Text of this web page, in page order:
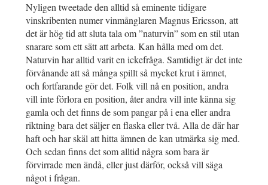
Nyligen tweetade den alltid så eminente tidigare
vinskribenten numer vinmånglaren Magnus Ericsson, att
det är hög tid att sluta tala om ”naturvin” som en stil utan
snarare som ett sätt att arbeta. Kan hålla med om det.
Naturvin har alltid varit en ickefråga. Samtidigt är det inte
förvånande att så många spillt så mycket krut i ämnet,
och fortfarande gör det. Folk vill nå en position, andra
vill inte förlora en position, åter andra vill inte känna sig
gamla och det finns de som pangar på i ena eller andra
riktning bara det säljer en flaska eller två. Alla de där har
haft och har skäl att hitta ämnen de kan utmärka sig med.
Och sedan finns det som alltid några som bara är
förvirrade men ändå, eller just därför, också vill säga
något i frågan.